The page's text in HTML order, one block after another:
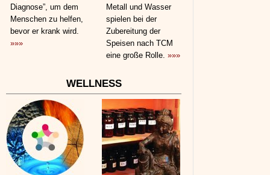
Diagnose”, um dem
Menschen zu helfen,
bevor er krank wird.
»»»
Metall und Wasser
spielen bei der
Zubereitung der
Speisen nach TCM
eine große Rolle. »»»
WELLNESS